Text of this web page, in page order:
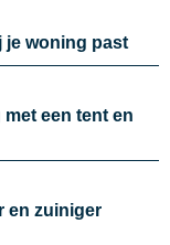
je woning past
een tent en
en zuiniger